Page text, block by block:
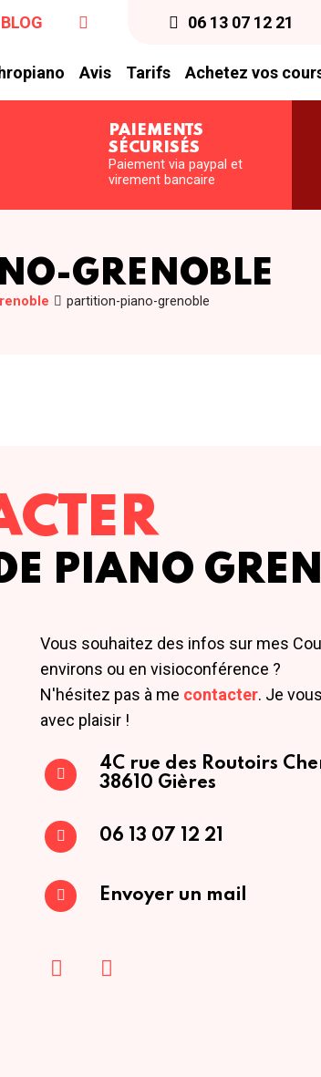
BLOG 06 13 07 12 21
Avis Tarifs Achetez vos
PAIEMENTS
SÉCURISÉS
Paiement via paypal et
virement bancaire
GRENOBLE
partition-piano-grenoble
PIANO
Vous souhaitez des infos sur mes
environs ou en visioconférence ?
N'hésitez pas à me contacter. Je
avec plaisir !
4C rue des Routoirs
38610 Gières
06 13 07 12 21
Envoyer un mail